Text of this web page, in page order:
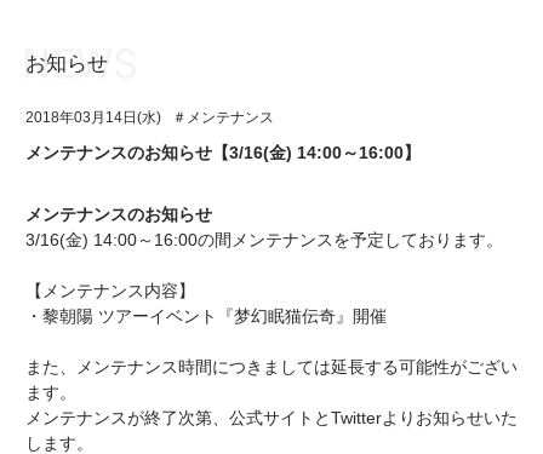
アプリゲーム
イベント・キャンペーン
ミュージック
グッズ・本
ギャラリー
ユニット&キャラクター
アプリゲーム
イベント・キャンペーン
ミュージック
グッズ・本
お知らせ
2018年03月14日(水) ＃メンテナンス
メンテナンスのお知らせ【3/16(金) 14:00～16:00】
メンテナンスのお知らせ
3/16(金) 14:00～16:00の間メンテナンスを予定しております。
【メンテナンス内容】
・黎朝陽 ツアーイベント『梦幻眠猫伝奇』開催
また、メンテナンス時間につきましては延長する可能性がござい
ます。
メンテナンスが終了次第、公式サイトとTwitterよりお知らせいた
します。